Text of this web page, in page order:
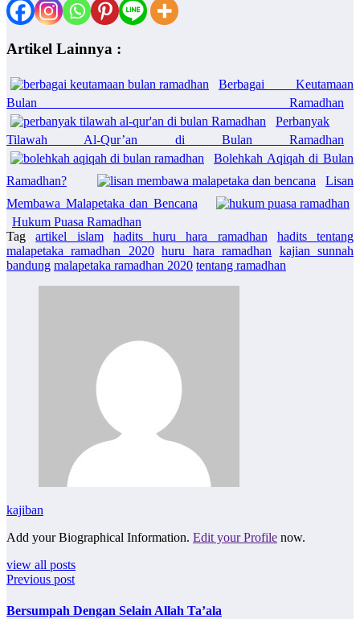
Artikel Lainnya :
Berbagai Keutamaan
Bulan Ramadhan
Perbanyak
Tilawah Al-Qur’an di Bulan Ramadhan
Bolehkah Aqiqah di Bulan
Ramadhan?
Lisan
Membawa Malapetaka dan Bencana
Hukum Puasa Ramadhan
Tag
artikel islam hadits huru hara ramadhan
hadits tentang
malapetaka ramadhan 2020 huru hara ramadhan
kajian sunnah
bandung malapetaka ramadhan 2020 tentang ramadhan
kajiban
Add your Biographical Information. Edit your Profile now.
view all posts
Previous post
Bersumpah Dengan Selain Allah Ta’ala